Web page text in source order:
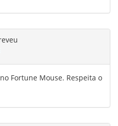
Fortune Mouse. Respeita o